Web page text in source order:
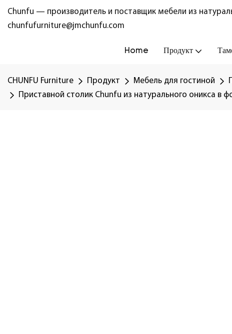
Chunfu — производитель и поставщик мебели из
chunfufurniture@jmchunfu.com
Home Продукт
CHUNFU Furniture Продукт Мебель для гостиной
Приставной столик Chunfu из натурального оникса в